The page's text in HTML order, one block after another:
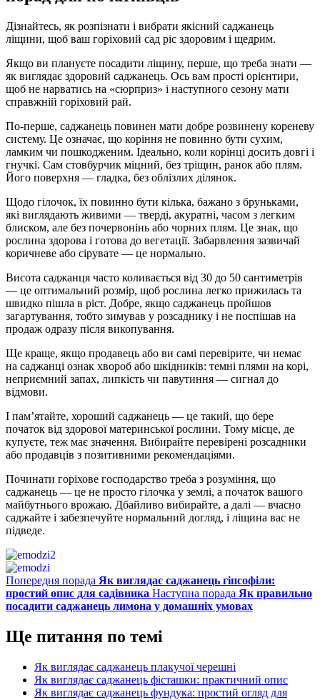
Дізнайтесь, як розпізнати і вибрати якісний саджанець
ліщини, щоб ваш горіховий сад ріс здоровим і щедрим.
Якщо ви плануєте посадити ліщину, перше, що треба знати —
як виглядає здоровий саджанець. Ось вам прості орієнтири,
щоб не нарватись на «сюрприз» і наступного сезону мати
справжній горіховий рай.
По-перше, саджанець повинен мати добре розвинену кореневу
систему. Це означає, що коріння не повинно бути сухим,
ламким чи пошкодженим. Ідеально, коли корінці досить довгі і
гнучкі. Сам стовбурчик міцний, без тріщин, ранок або плям.
Його поверхня — гладка, без облізлих ділянок.
Щодо гілочок, їх повинно бути кілька, бажано з бруньками,
які виглядають живими — тверді, акуратні, часом з легким
блиском, але без почервонінь або чорних плям. Це знак, що
рослина здорова і готова до вегетації. Забарвлення зазвичай
коричневе або сірувате — це нормально.
Висота саджанця часто коливається від 30 до 50 сантиметрів
— це оптимальний розмір, щоб рослина легко прижилась та
швидко пішла в ріст. Добре, якщо саджанець пройшов
загартування, тобто зимував у розсаднику і не поспішав на
продаж одразу після викопування.
Ще краще, якщо продавець або ви самі перевірите, чи немає
на саджанці ознак хвороб або шкідників: темні плями на корі,
неприємний запах, липкість чи павутиння — сигнал до
відмови.
І пам’ятайте, хороший саджанець — це такий, що бере
початок від здорової материнської рослини. Тому місце, де
купуєте, теж має значення. Вибирайте перевірені розсадники
або продавців з позитивними рекомендаціями.
Починати горіхове господарство треба з розуміння, що
саджанець — це не просто гілочка у землі, а початок вашого
майбутнього врожаю. Дбайливо вибирайте, а далі — вчасно
саджайте і забезпечуйте нормальний догляд, і ліщина вас не
підведе.
Попередня порада Як виглядає саджанець гіпсофіли:
простий опис для садівника Наступна порада Як правильно
посадити саджанець лимона у домашніх умовах
Ще питання по темі
Як виглядає саджанець плакучої черешні
Як виглядає саджанець фісташки: практичний опис
Як виглядає саджанець фундука: простий огляд для